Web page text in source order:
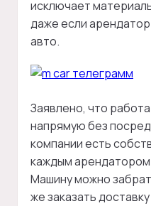
исключает
даже если
авто.
Заявлено, что
напрямую без
компании есть
каждым
Машину можно
же заказать